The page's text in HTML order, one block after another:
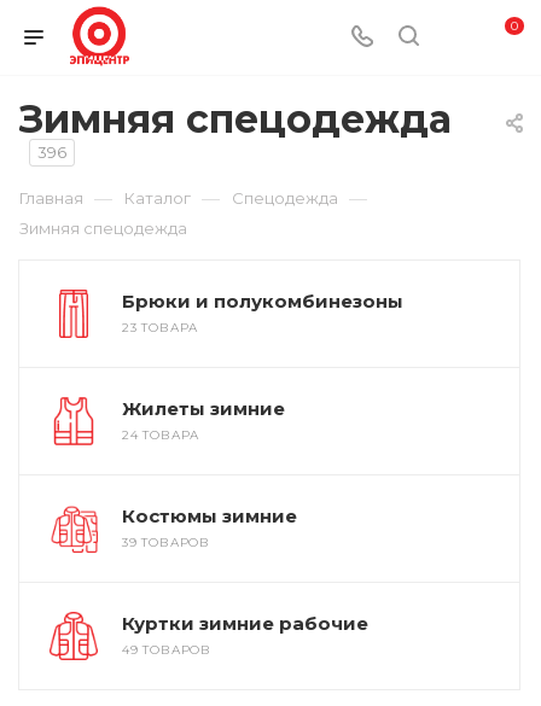
0
Зимняя спецодежда
396
Главная — Каталог — Спецодежда —
Зимняя спецодежда
Брюки и полукомбинезоны
23 ТОВАРА
Жилеты зимние
24 ТОВАРА
Костюмы зимние
39 ТОВАРОВ
Куртки зимние рабочие
49 ТОВАРОВ